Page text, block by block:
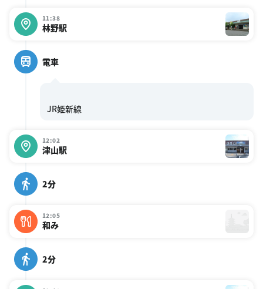
11:38
林野駅
電車
12:02
津山駅
2分
12:05
和み
2分